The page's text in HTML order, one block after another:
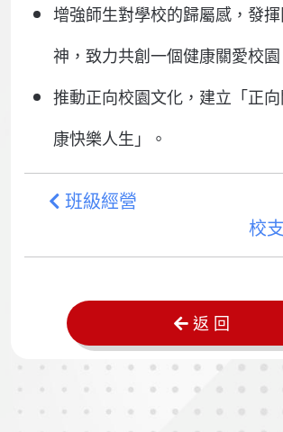
增強師生對學校的歸屬感，發
神，致力共創一個健康關愛校園
推動正向校園文化，建立「正
康快樂人生」。
班級經營
校
返 回